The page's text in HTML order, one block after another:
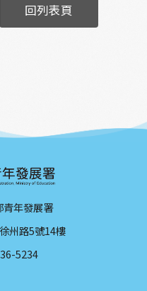
回列表頁
青年發展署
州路5號14樓
5234